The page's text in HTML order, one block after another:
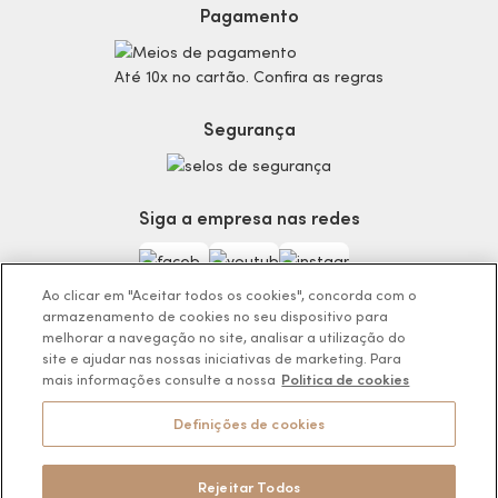
Preferências de Cookies
Consumidor.gov.br
Código de defesa do consumidor
Trocas e Devoluções
Produtos Masculinos
Teste do Tom de Base
Teste da Fragrância Perfeita
Encontre o Presente Ideal!
Beauty Week
Guia da Beleza Eudora
Pagamento
Até 10x no cartão. Confira as regras
Segurança
Siga a empresa nas redes
Os preços da loja online podem variar em relação as lojas físicas e
venda direta.
CEP 11900-000 | CNPJ/MF 11.137.051/0406-41
Ao clicar em "Aceitar todos os cookies", concorda com o
armazenamento de cookies no seu dispositivo para
melhorar a navegação no site, analisar a utilização do
site e ajudar nas nossas iniciativas de marketing. Para
mais informações consulte a nossa Politica de cookies
Definições de cookies
Rejeitar Todos